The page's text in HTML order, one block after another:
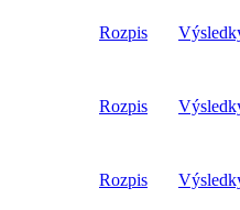
Rozpis
Rozpis
Rozpis